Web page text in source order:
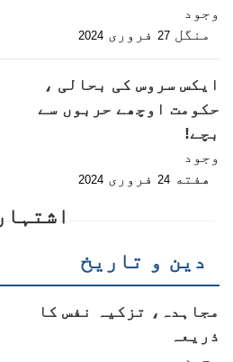
وجود
منگل 27 فروری 2024
ایکس سروس کی بحالی ،
حکومت اوچھے حربوں سے
بچے!
وجود
هفته 24 فروری 2024
اشتہار
دین و تاریخ
مجاہدہ، تزکیہ نفس کا
ذریعہ